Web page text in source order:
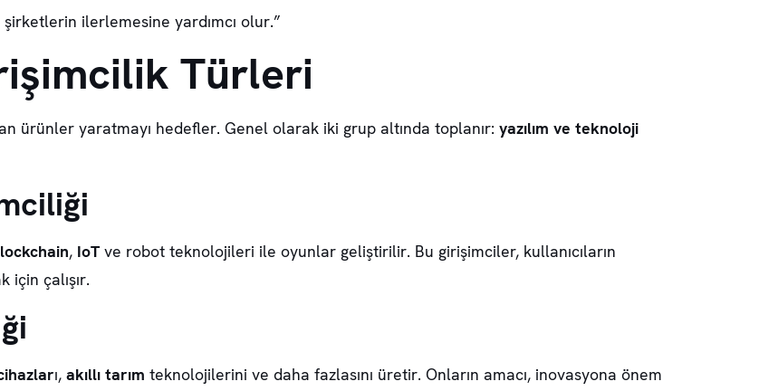
ilerlemesine yardımcı olur.”
Türleri
ürünler yaratmayı hedefler. Genel olarak iki grup altında toplanır: yazılım ve teknoloji
, IoT ve robot teknolojileri ile oyunlar geliştirilir. Bu girişimciler, kullanıcıların
için çalışır.
ı, akıllı tarım teknolojilerini ve daha fazlasını üretir. Onların amacı, inovasyona önem